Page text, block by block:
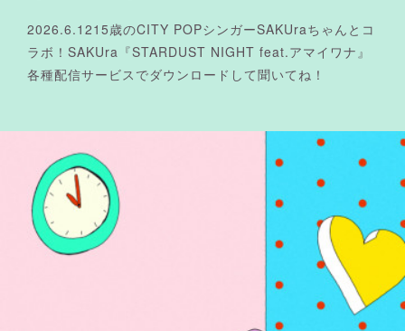
2026.6.1215歳のCITY POPシンガーSAKUraちゃんとコ
ラボ！SAKUra『STARDUST NIGHT feat.アマイワナ』
各種配信サービスでダウンロードして聞いてね！